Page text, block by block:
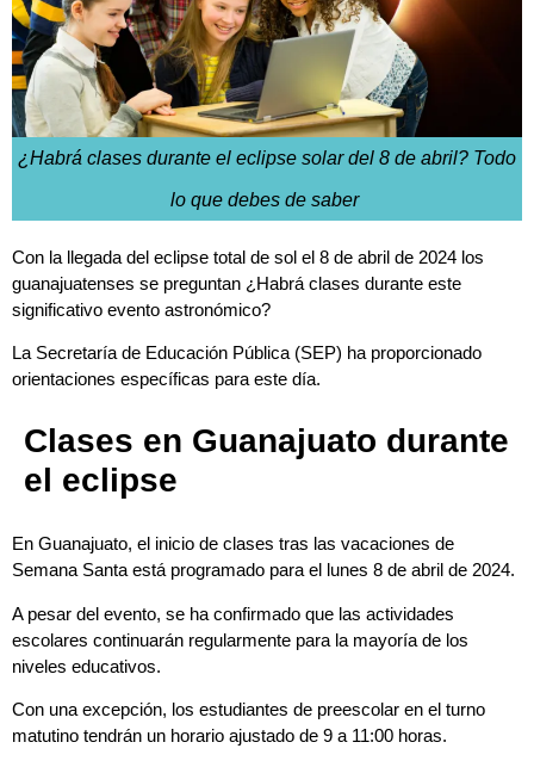
¿Habrá clases durante el eclipse solar del 8 de abril? Todo
lo que debes de saber
Con la llegada del eclipse total de sol el 8 de abril de 2024 los
guanajuatenses se preguntan ¿Habrá clases durante este
significativo evento astronómico?
La Secretaría de Educación Pública (SEP) ha proporcionado
orientaciones específicas para este día.
Clases en Guanajuato durante
el eclipse
En Guanajuato, el inicio de clases tras las vacaciones de
Semana Santa está programado para el lunes 8 de abril de 2024.
A pesar del evento, se ha confirmado que las actividades
escolares continuarán regularmente para la mayoría de los
niveles educativos.
Con una excepción, los estudiantes de preescolar en el turno
matutino tendrán un horario ajustado de 9 a 11:00 horas.